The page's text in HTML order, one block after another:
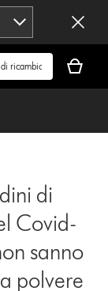
carrello
è
di
Covid-
sanno
polvere